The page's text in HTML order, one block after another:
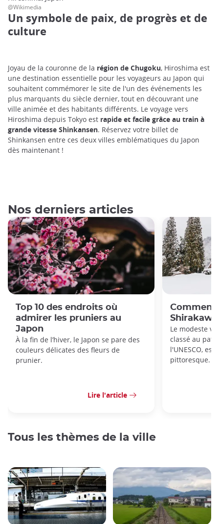
@Wikimedia
Un symbole de paix, de progrès et de
culture
Joyau de la couronne de la région de Chugoku, Hiroshima est
une destination essentielle pour les voyageurs au Japon qui
souhaitent commémorer le site de l'un des événements les
plus marquants du siècle dernier, tout en découvrant une
ville animée et des habitants différents. Le voyage vers
Hiroshima depuis Tokyo est rapide et facile grâce au train à
grande vitesse Shinkansen. Réservez votre billet de
Shinkansen entre ces deux villes emblématiques du Japon
dès maintenant !
Nos derniers articles
Top 10 des endroits où
admirer les pruniers au
Japon
À la fin de l’hiver, le Japon se pare des
couleurs délicates des fleurs de
prunier.
Lire l'article
Comment
Le modeste
classé au
l'UNESCO,
pittoresque.
Tous les thèmes de la ville